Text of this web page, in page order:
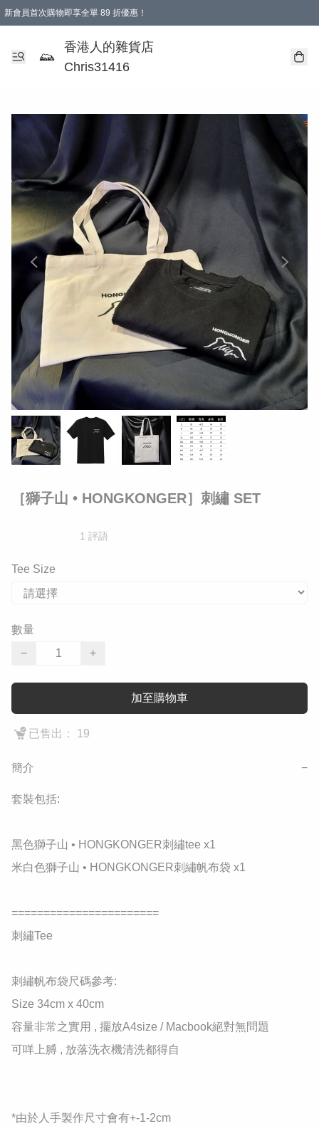
新會員首次購物即享全單 89 折優惠！
購物滿 HKD 499.00即享免運費優惠！（適用於 本地送貨、本地取貨 )
【滿 $300 專屬驚喜：無聲信物（最後一批）】
香港人的雜貨店
Chris31416
［獅子山 • HONGKONGER］刺繡 SET
1 評語
Tee Size
數量
−
+
加至購物車
已售出： 19
簡介 −
套裝包括:
黑色獅子山 • HONGKONGER刺繡tee x1
米白色獅子山 • HONGKONGER刺繡帆布袋 x1
=======================
刺繡Tee
刺繡帆布袋尺碼參考:
Size 34cm x 40cm
容量非常之實用 , 擺放A4size / Macbook絕對無問題
可咩上膊 , 放落洗衣機清洗都得自
*由於人手製作尺寸會有+-1-2cm